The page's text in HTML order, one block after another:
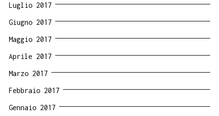
Luglio 2017
Giugno 2017
Maggio 2017
Aprile 2017
Marzo 2017
Febbraio 2017
Gennaio 2017